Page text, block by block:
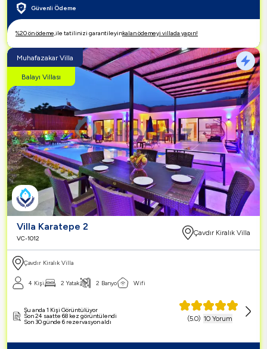
Güvenli Ödeme
%20 ön ödeme,ile tatilinizi garantileyinkalan ödemeyi villada yapın!
Muhafazakar Villa
Balayı Villası
Villa Karatepe 2
VC-1012
Çavdır Kiralık Villa
Çavdır Kiralık Villa
4 Kişi 2 Yatak 2 Banyo Wifi
(5.0) 10 Yorum
Şu anda 1 Kişi Görüntülüyor
Son 24 saatte 68 kez görüntülendi
Son 30 günde 6 rezervasyon aldı